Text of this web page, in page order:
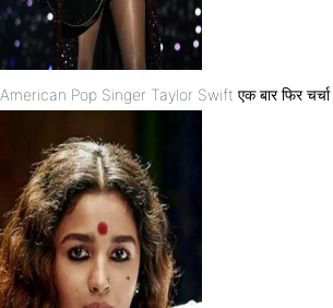
American Pop Singer Taylor Swift एक बार फिर चर्चा